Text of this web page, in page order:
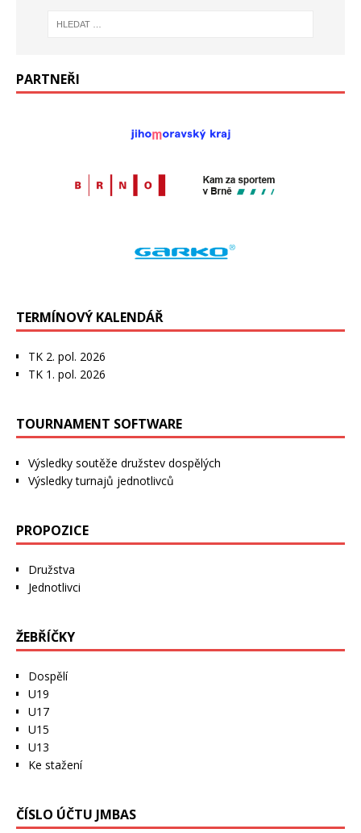
PARTNEŘI
TERMÍNOVÝ KALENDÁŘ
TK 2. pol. 2026
TK 1. pol. 2026
TOURNAMENT SOFTWARE
Výsledky soutěže družstev dospělých
Výsledky turnajů jednotlivců
PROPOZICE
Družstva
Jednotlivci
ŽEBŘÍČKY
Dospělí
U19
U17
U15
U13
Ke stažení
ČÍSLO ÚČTU JMBAS